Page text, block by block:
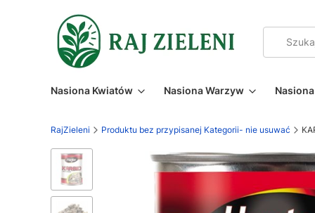
Nasiona Kwiatów Nasiona Warzyw Nasiona
RajZieleni Produktu bez przypisanej Kategorii- nie usuwać